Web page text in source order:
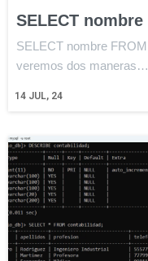
SELECT
14 JUL, 24
SELECT nombre
veremos dos maneras…